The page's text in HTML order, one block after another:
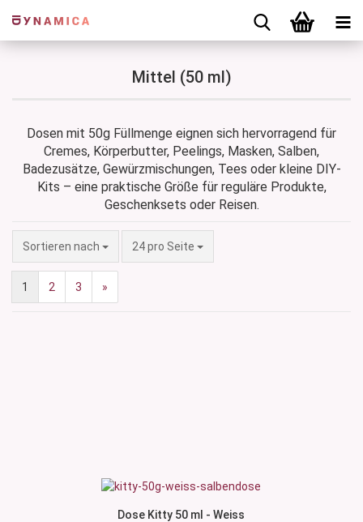
Mittel (50 ml)
Dosen mit 50g Füllmenge eignen sich hervorragend für
Cremes, Körperbutter, Peelings, Masken, Salben,
Badezusätze, Gewürzmischungen, Tees oder kleine DIY-
Kits – eine praktische Größe für reguläre Produkte,
Geschenksets oder Reisen.
Sortieren nach
Sortieren nach 24 pro Seite
pro Seite
1 2 3 »
Dose Kitty 50 ml - Weiss